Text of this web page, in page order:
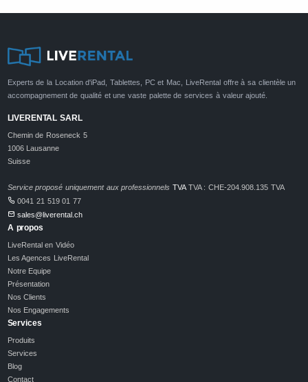
Experts de la Location d'iPad, Tablettes, PC et Mac, LiveRental offre à sa clientèle un
accompagnement de qualité et une vaste palette de services à valeur ajouté.
LIVERENTAL SARL
Chemin de Roseneck 5
1006 Lausanne
Suisse
Service proposé uniquement aux professionnels TVATVA : CHE-204.908.135 TVA
0041 21 519 01 77
sales@liverental.ch
A propos
LiveRental en Vidéo
Les Agences LiveRental
Notre Equipe
Présentation
Nos Clients
Nos Engagements
Services
Produits
Services
Blog
Contact